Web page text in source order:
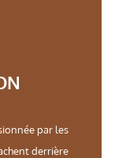
par les
derrière